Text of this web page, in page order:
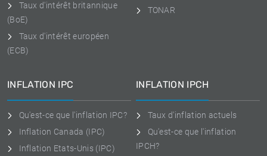
Taux d'intérêt britannique
(BoE)
Taux d'intérêt européen
(ECB)
TONAR
INFLATION IPC
Qu'est-ce que l'inflation IPC?
Inflation Canada (IPC)
Inflation Etats-Unis (IPC)
INFLATION IPCH
Taux d'inflation actuels
Qu'est-ce que l'inflation
IPCH?